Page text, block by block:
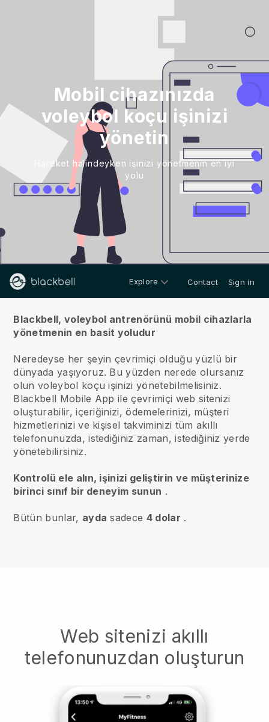
Mobil cihazınızda
voleybol koçu işinizi
yönetin
Hareket halindeyken işinizi yönetmenin en iyi
yolu
Explore Contact Sign in
Blackbell, voleybol antrenörünü mobil cihazlarla
yönetmenin en basit yoludur
Neredeyse her şeyin çevrimiçi olduğu yüzlü bir
dünyada yaşıyoruz. Bu yüzden nerede olursanız
olun voleybol koçu işinizi yönetebilmelisiniz.
Blackbell Mobile App ile çevrimiçi web sitenizi
oluşturabilir, içeriğinizi, ödemelerinizi, müşteri
hizmetlerinizi ve kişisel takviminizi tüm akıllı
telefonunuzda, istediğiniz zaman, istediğiniz yerde
yönetebilirsiniz.
Kontrolü ele alın, işinizi geliştirin ve müşterinize
birinci sınıf bir deneyim sunun .
Bütün bunlar, ayda sadece 4 dolar .
Web sitenizi akıllı
telefonunuzdan oluşturun